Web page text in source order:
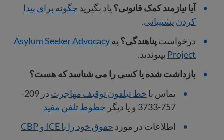
آیا نیازمند کمک قانونی؟ یاد بگیرید چگونه برای پیدا
کردن پشتیبانی.
درخواست پناهندگی؟ بهAsylum Seeker Advocacy
Project بپیوندید.
بازداشت شده یا کسی را می شناسد که هست؟
تماس با خط تیلفون توقیف مهاجرت
در 209-
757-3733 و یا دیگر
خطوط تلفن مفید
اطلاعات در مورد حقوق خود را با ICE و CBP